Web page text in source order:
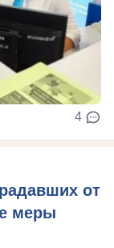
4
от
меры